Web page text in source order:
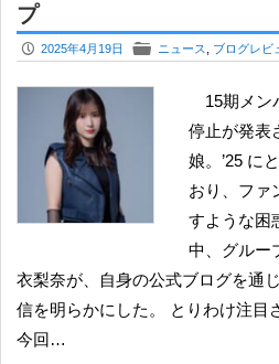
プ
P 2025年4月19日 F ニュース ブログレビ
15期メンバーである北川莉央の活動
停止が発表
娘。’25 に
おり、ファ
すような困
中、グルー
衣梨奈が、自身の公式ブログを通
信を明らかにした。 とりわけ注目
今回…